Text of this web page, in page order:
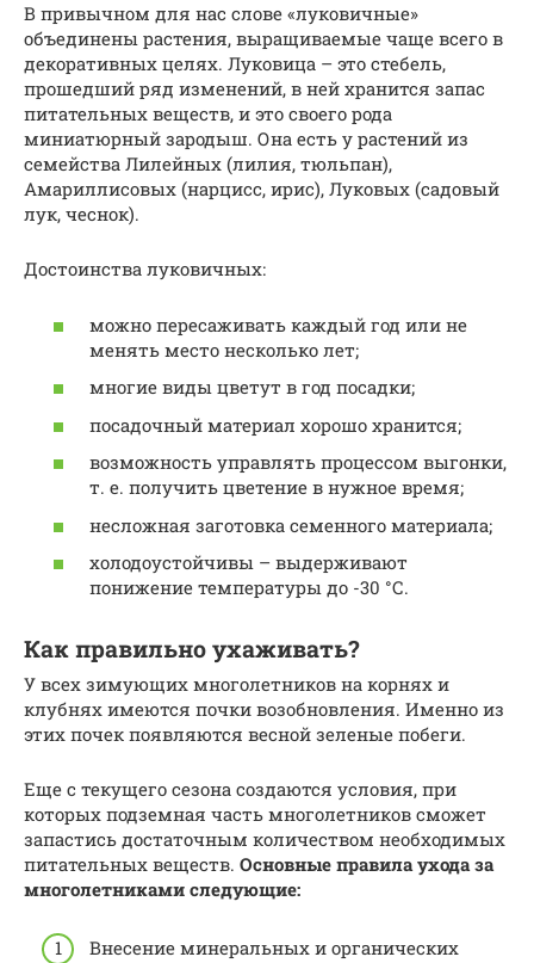
В привычном для нас слове «луковичные»
объединены растения, выращиваемые чаще всего в
декоративных целях. Луковица – это стебель,
прошедший ряд изменений, в ней хранится запас
питательных веществ, и это своего рода
миниатюрный зародыш. Она есть у растений из
семейства Лилейных (лилия, тюльпан),
Амариллисовых (нарцисс, ирис), Луковых (садовый
лук, чеснок).
Достоинства луковичных:
можно пересаживать каждый год или не
менять место несколько лет;
многие виды цветут в год посадки;
посадочный материал хорошо хранится;
возможность управлять процессом выгонки,
т. е. получить цветение в нужное время;
несложная заготовка семенного материала;
холодоустойчивы – выдерживают
понижение температуры до -30 °С.
Как правильно ухаживать?
У всех зимующих многолетников на корнях и
клубнях имеются почки возобновления. Именно из
этих почек появляются весной зеленые побеги.
Еще с текущего сезона создаются условия, при
которых подземная часть многолетников сможет
запастись достаточным количеством необходимых
питательных веществ. Основные правила ухода за
многолетниками следующие:
Внесение минеральных и органических